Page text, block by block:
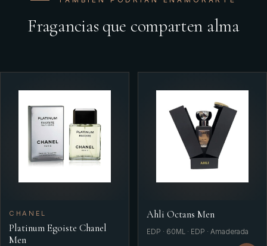
Fragancias que comparten alma
CHANEL
Platinum Egoiste Chanel
Men
Ahli Octans Men
EDP · 60ML · EDP · Amaderada